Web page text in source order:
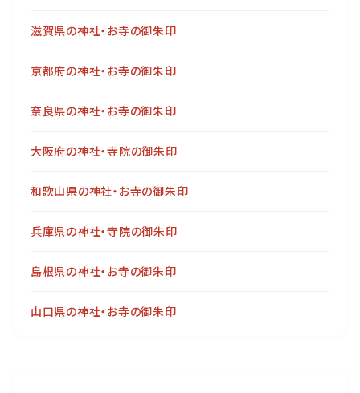
滋賀県の神社・お寺の御朱印
京都府の神社・お寺の御朱印
奈良県の神社・お寺の御朱印
大阪府の神社・寺院の御朱印
和歌山県の神社・お寺の御朱印
兵庫県の神社・寺院の御朱印
島根県の神社・お寺の御朱印
山口県の神社・お寺の御朱印